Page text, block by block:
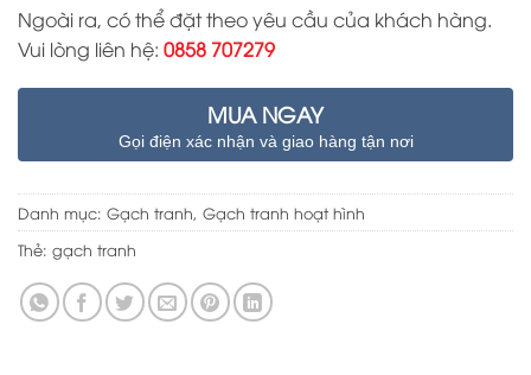
Ngoài ra, có thể đặt theo yêu cầu của khách hàng.
Vui lòng liên hệ: 0858 707279
MUA NGAY
Gọi điện xác nhận và giao hàng tận nơi
Danh mục: Gạch tranh, Gạch tranh hoạt hình
Thẻ: gạch tranh